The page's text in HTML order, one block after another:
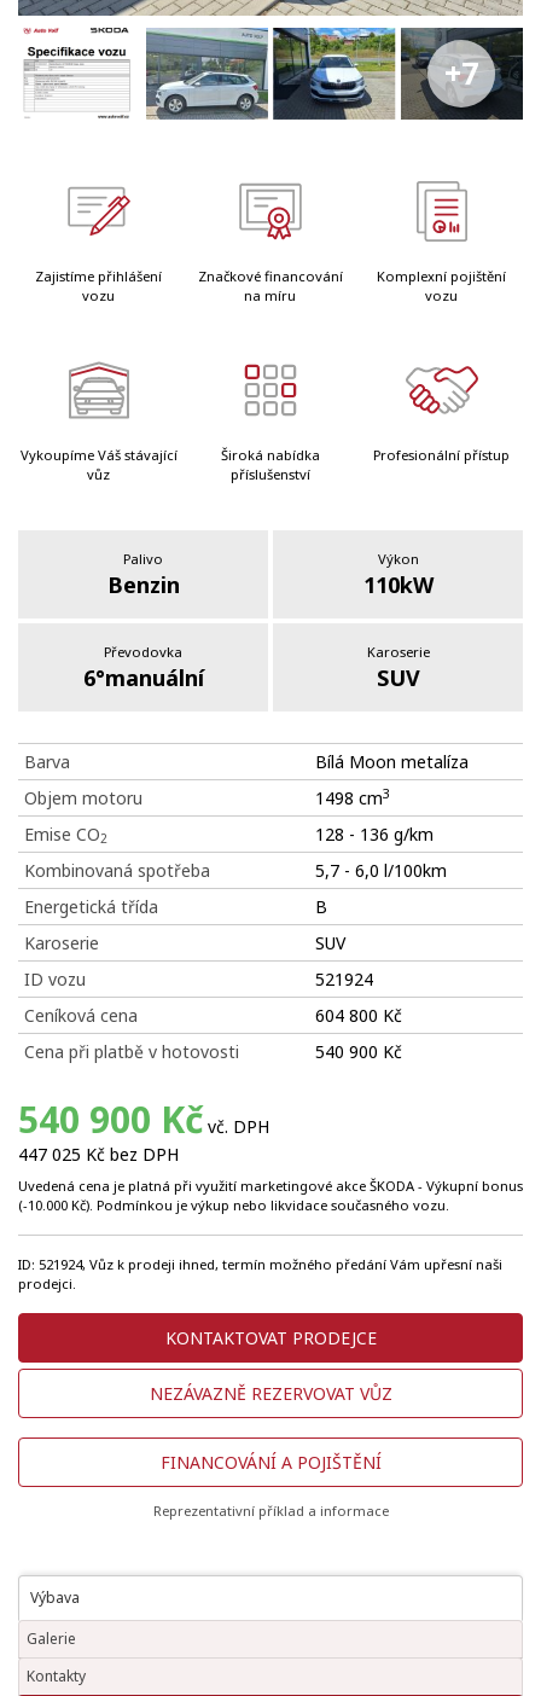
+7
Zajistíme přihlášení
vozu
Značkové financování
na míru
Komplexní pojištění
vozu
Vykoupíme Váš stávající
vůz
Široká nabídka
příslušenství
Profesionální přístup
Palivo
Benzin
Výkon
110kW
Převodovka
6°manuální
Karoserie
SUV
Barva
Bílá Moon metalíza
Objem motoru
1498 cm3
Emise CO2
128 - 136 g/km
Kombinovaná spotřeba
5,7 - 6,0 l/100km
Energetická třída
B
Karoserie
SUV
ID vozu
521924
Ceníková cena
604 800 Kč
Cena při platbě v hotovosti
540 900 Kč
540 900 Kč vč. DPH
447 025 Kč bez DPH
Uvedená cena je platná při využití marketingové akce ŠKODA - Výkupní bonus
(-10.000 Kč). Podmínkou je výkup nebo likvidace současného vozu.
ID: 521924, Vůz k prodeji ihned, termín možného předání Vám upřesní naši
prodejci.
KONTAKTOVAT PRODEJCE
NEZÁVAZNĚ REZERVOVAT VŮZ
FINANCOVÁNÍ A POJIŠTĚNÍ
Reprezentativní příklad a informace
Výbava
Galerie
Kontakty